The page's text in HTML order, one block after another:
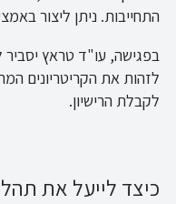
התחייבות. ניתן ליצור
בפגישה, עו"ד טראץ
לזהות את הקריטריונים
לקבלת הרישיון.
כיצד לייעל את